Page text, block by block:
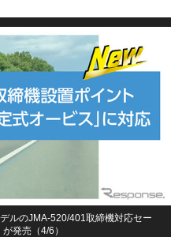
ルのJMA-520/401取締機対応セー
発売（4/6）